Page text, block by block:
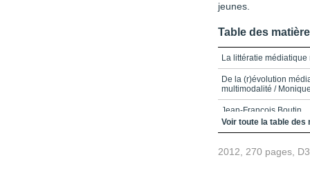
jeunes.
Table des
La littératie
De la (r)évolution
multimodalité /
Jean-François Boutin
Pierre Fastrez / Thierry
Voir toute la table des
2012, 270 pages,